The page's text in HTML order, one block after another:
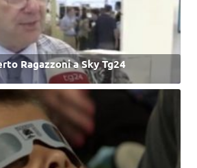
Ragazzoni a Sky Tg24